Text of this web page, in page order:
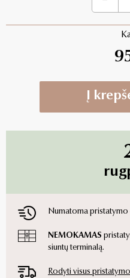
Į
Numatoma pristatymo
NEMOKAMAS
siuntų terminalą.
Rodyti visus